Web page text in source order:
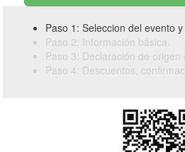
Paso 1: Seleccion del evento
Paso 2: Información básica.
Paso 3: Declaración de origen
Paso 4: Descuentos,